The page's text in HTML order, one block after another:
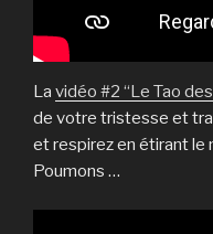
La vidéo #2 “Le Tao
de votre tristesse et
et respirez en étirant le
Poumons …